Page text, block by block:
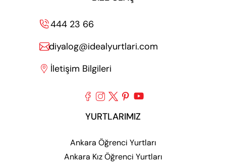
444 23 66
diyalog@idealyurtlari.com
 İletişim Bilgileri
    
YURTLARIMIZ
Ankara Öğrenci Yurtları
Ankara Kız Öğrenci Yurtları